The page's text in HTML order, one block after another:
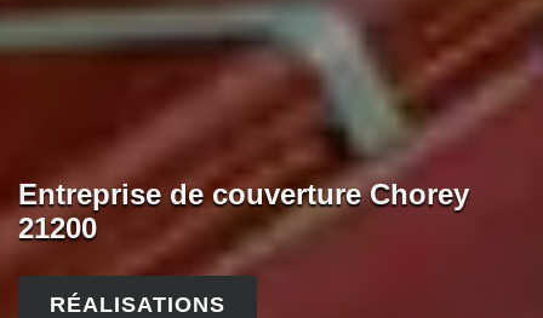
Entreprise de couverture Chorey
21200
RÉALISATIONS